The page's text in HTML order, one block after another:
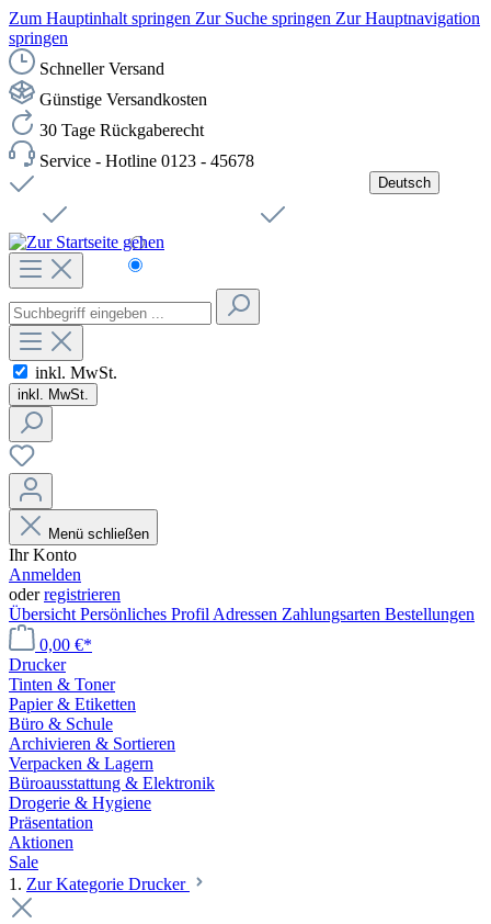
Zum Hauptinhalt springen Zur Suche springen Zur Hauptnavigation
springen
Schneller Versand
Günstige Versandkosten
30 Tage Rückgaberecht
Service - Hotline 0123 - 45678
Deutsch
Čeština
inkl. MwSt.
inkl. MwSt.
Menü schließen
Ihr Konto
Anmelden
oderregistrieren
Übersicht Persönliches Profil Adressen Zahlungsarten Bestellungen
0,00 €*
Drucker
Tinten & Toner
Papier & Etiketten
Büro & Schule
Archivieren & Sortieren
Verpacken & Lagern
Büroausstattung & Elektronik
Drogerie & Hygiene
Präsentation
Aktionen
Sale
1. Zur Kategorie Drucker